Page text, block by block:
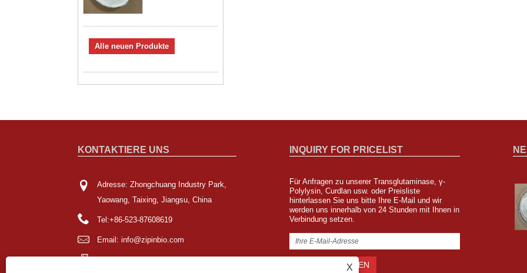
Alle neuen Produkte
KONTAKTIERE UNS
Adresse: Zhongchuang Industry Park,
Yaowang, Taixing, Jiangsu, China
Tel:+86-523-87608619
Email: info@zipinbio.com
INQUIRY FOR PRICELIST
Für Anfragen zu unserer Transglutaminase, γ-
Polylysin, Curdlan usw. oder Preisliste
hinterlassen Sie uns bitte Ihre E-Mail und wir
werden uns innerhalb von 24 Stunden mit Ihnen in
Verbindung setzen.
Zipin Biotech wird an der FISA in Sao
Paulo, Brasilien, teilnehmen
2023/08/04
South America in Sao Paulo, Brasilien, vertreten sein. Der
Stand Nr. ist F62.
X